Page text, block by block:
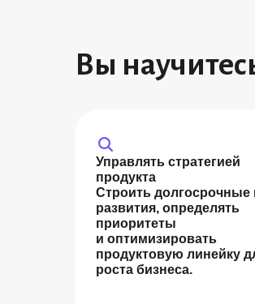
Вы
Управлять стратегией
продукта
Строить долгосрочные
развития, определять
приоритеты
и оптимизировать
продуктовую линейку
роста бизнеса.